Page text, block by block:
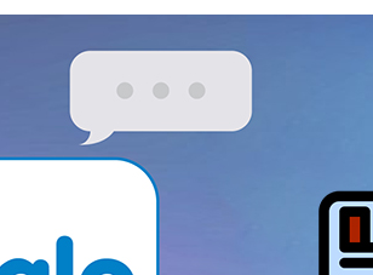
Tiktok không có logo nhanh chóng.